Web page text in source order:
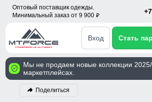
Оптовый поставщик одежды.
Минимальный заказ от 9 900 p
Вход Стать
Мы не продаем новые коллекции
маркетплейсах.
Поделиться